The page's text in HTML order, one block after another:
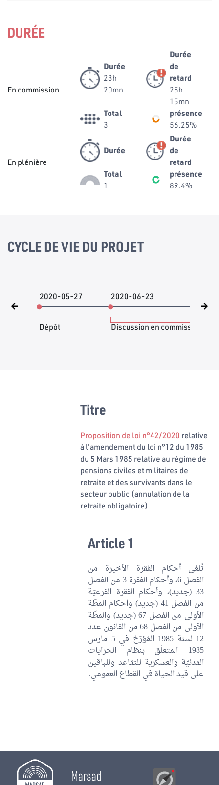
DURÉE
En commission
Durée
23h
20mn
Durée
de
retard
25h
15mn
Total
3
présence
56.25%
En plénière
Durée
Durée
de
retard
Total
1
présence
89.4%
CYCLE DE VIE DU PROJET
2020-05-27
Dépôt
2020-06-23
Discussion en commission
Titre
Proposition de loi n°42/2020 relative
à l'amendement du loi n°12 du 1985
du 5 Mars 1985 relative au régime de
pensions civiles et militaires de
retraite et des survivants dans le
secteur public (annulation de la
retraite obligatoire)
Article 1
تُلغى أحكام الفقرة الأخيرة من
الفصل 6، وأحكام الفقرة 3 من الفصل
33 (جديد)، وأحكام الفقرة الفرعيّة
من الفصل 41 (جديد) وأحكام المطّة
الأولى من الفصل 67 (جديد) والمطّة
الأولى من الفصل 68 من القانون عدد
12 لسنة 1985 المُؤرّخ في 5 مارس
1985 المتعلّق بنظام الجرايات
المدنيّة والعسكرية للتقاعد وللباقين
على قيد الحياة في القطاع العمومي.
Marsad